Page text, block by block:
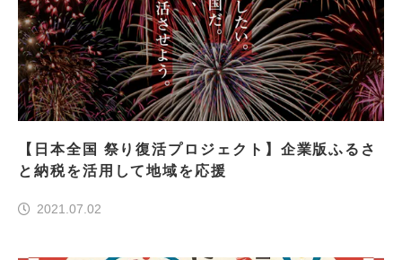
【日本全国 祭り復活プロジェクト】企業版ふるさ
と納税を活用して地域を応援
2021.07.02